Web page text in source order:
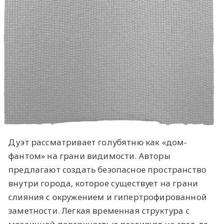
Дуэт рассматривает голубятню как «дом-
фантом» на грани видимости. Авторы
предлагают создать безопасное пространство
внутри города, которое существует на грани
слияния с окружением и гипертрофированной
заметности. Легкая временная структура с